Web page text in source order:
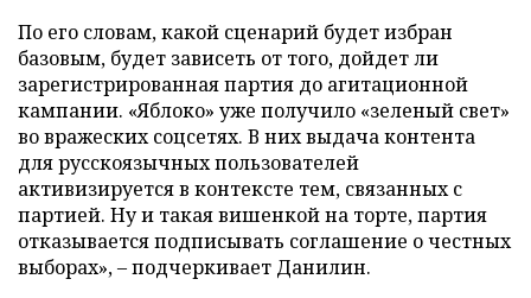
По его словам, какой сценарий будет избран
базовым, будет зависеть от того, дойдет ли
зарегистрированная партия до агитационной
кампании. «Яблоко» уже получило «зеленый свет»
во вражеских соцсетях. В них выдача контента
для русскоязычных пользователей
активизируется в контексте тем, связанных с
партией. Ну и такая вишенкой на торте, партия
отказывается подписывать соглашение о честных
выборах», – подчеркивает Данилин.